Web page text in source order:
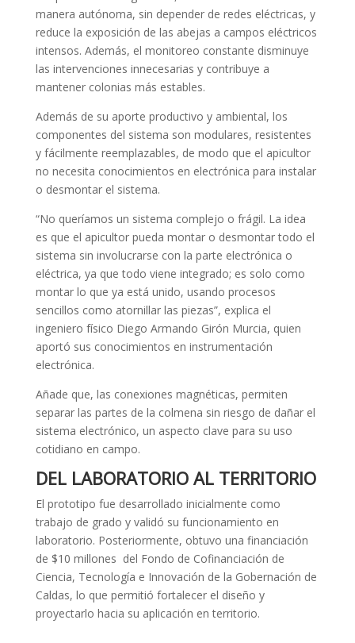
manera autónoma, sin depender de redes eléctricas, y
reduce la exposición de las abejas a campos eléctricos
intensos. Además, el monitoreo constante disminuye
las intervenciones innecesarias y contribuye a
mantener colonias más estables.
Además de su aporte productivo y ambiental, los
componentes del sistema son modulares, resistentes
y fácilmente reemplazables, de modo que el apicultor
no necesita conocimientos en electrónica para instalar
o desmontar el sistema.
“No queríamos un sistema complejo o frágil. La idea
es que el apicultor pueda montar o desmontar todo el
sistema sin involucrarse con la parte electrónica o
eléctrica, ya que todo viene integrado; es solo como
montar lo que ya está unido, usando procesos
sencillos como atornillar las piezas”, explica el
ingeniero físico Diego Armando Girón Murcia, quien
aportó sus conocimientos en instrumentación
electrónica.
Añade que, las conexiones magnéticas, permiten
separar las partes de la colmena sin riesgo de dañar el
sistema electrónico, un aspecto clave para su uso
cotidiano en campo.
DEL LABORATORIO AL TERRITORIO
El prototipo fue desarrollado inicialmente como
trabajo de grado y validó su funcionamiento en
laboratorio. Posteriormente, obtuvo una financiación
de $10 millones del Fondo de Cofinanciación de
Ciencia, Tecnología e Innovación de la Gobernación de
Caldas, lo que permitió fortalecer el diseño y
proyectarlo hacia su aplicación en territorio.